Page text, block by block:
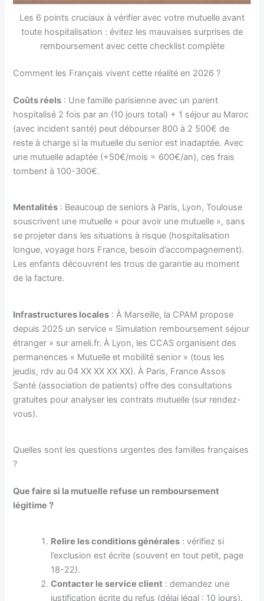
Les 6 points cruciaux à vérifier avec votre mutuelle avant
toute hospitalisation : évitez les mauvaises surprises de
remboursement avec cette checklist complète
Comment les Français vivent cette réalité en 2026 ?
Coûts réels : Une famille parisienne avec un parent
hospitalisé 2 fois par an (10 jours total) + 1 séjour au Maroc
(avec incident santé) peut débourser 800 à 2 500€ de
reste à charge si la mutuelle du senior est inadaptée. Avec
une mutuelle adaptée (+50€/mois = 600€/an), ces frais
tombent à 100-300€.
Mentalités : Beaucoup de seniors à Paris, Lyon, Toulouse
souscrivent une mutuelle « pour avoir une mutuelle », sans
se projeter dans les situations à risque (hospitalisation
longue, voyage hors France, besoin d’accompagnement).
Les enfants découvrent les trous de garantie au moment
de la facture.
Infrastructures locales : À Marseille, la CPAM propose
depuis 2025 un service « Simulation remboursement séjour
étranger » sur ameli.fr. À Lyon, les CCAS organisent des
permanences « Mutuelle et mobilité senior » (tous les
jeudis, rdv au 04 XX XX XX XX). À Paris, France Assos
Santé (association de patients) offre des consultations
gratuites pour analyser les contrats mutuelle (sur rendez-
vous).
Quelles sont les questions urgentes des familles françaises
?
Que faire si la mutuelle refuse un remboursement
légitime ?
Relire les conditions générales : vérifiez si
l’exclusion est écrite (souvent en tout petit, page
18-22).
Contacter le service client : demandez une
justification écrite du refus (délai légal : 10 jours).